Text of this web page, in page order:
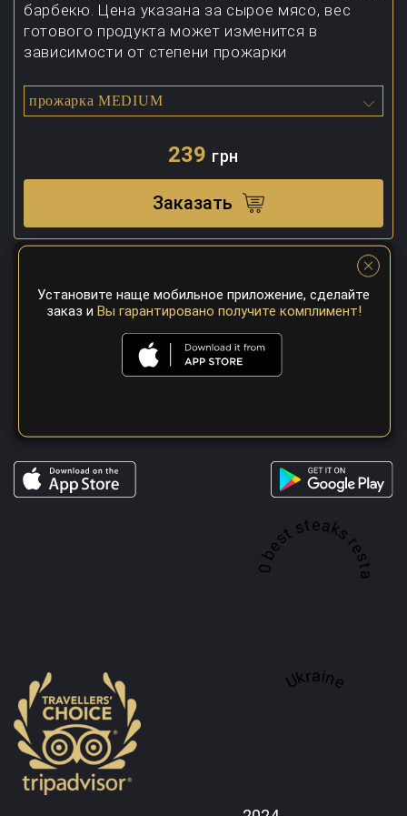
барбекю. Цена указана за сырое мясо, вес
готового продукта может изменится в
зависимости от степени прожарки
прожарка MEDIUM
239 грн
Заказать
A top 100 best steaks restaurant in
Ukraine
Установите наще мобильное приложение, сделайте
заказ и Вы гарантировано получите комплимент!